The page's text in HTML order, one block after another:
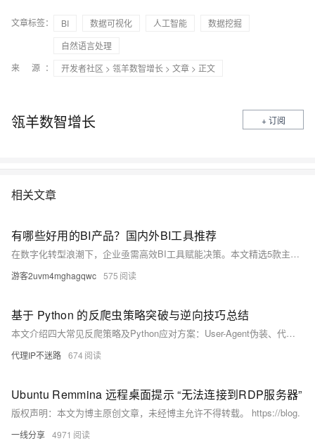
文章标签： BI 数据可视化 人工智能
数据挖掘
自然语言处理
来 源：
开发者社区 > 瓴羊数智增长 > 文章 > 正文
瓴羊数智增长 + 订阅
相关文章
有哪些好用的BI产品？国内外BI工具推荐
在数字化转型浪潮下，企业亟需高效BI工具赋能决策。本文精选5款主流BI产品，涵盖瓴羊Quick BI、Tableau、Power BI、永洪BI与Smartbi，从功能、优势到应用案例全面解析，助力企业精准选型，实现数据驱动增长。
游客2uvm4mghagqwc 575
基于 Python 的反爬虫策略突破与逆向技巧总结
本文介绍四大常见反爬策略及Python应对方案：User-Agent伪装、代理IP绕过IP限制、Tesseract识别验证码、Selenium模拟浏览器获取动态数据，助你合法、高效采集网页信息。
代理IP不迷路 674
Ubuntu Remmina 远程桌面提示 “无法连接到RDP服务器”
版权声明：本文为博主原创文章，未经博主允许不得转载。 https://blog.
一线分享 4971